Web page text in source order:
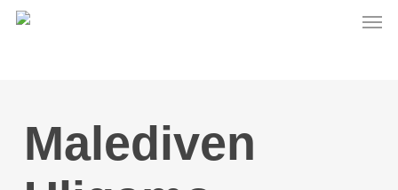
Skip
Malediven